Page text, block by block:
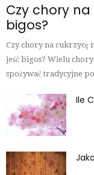
Czy chory
bigos?
Czy chory na cukrzycę
jeść bigos? Wielu
spożywać tradycyjne
Ile